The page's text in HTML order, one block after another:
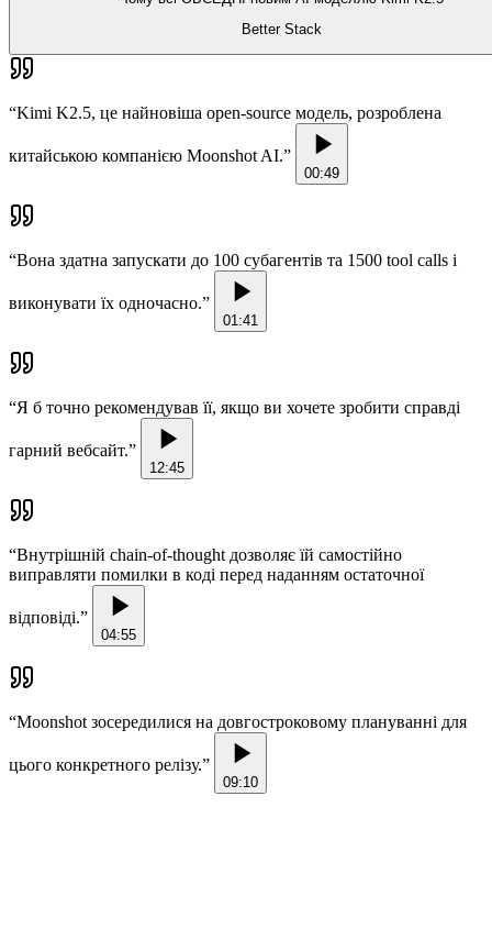
Better Stack
“Kimi K2.5, це найновіша open-source модель, розроблена
китайською компанією Moonshot AI.”
00:49
“Вона здатна запускати до 100 субагентів та 1500 tool calls і
виконувати їх одночасно.”
01:41
“Я б точно рекомендував її, якщо ви хочете зробити справді
гарний вебсайт.”
12:45
“Внутрішній chain-of-thought дозволяє їй самостійно
виправляти помилки в коді перед наданням остаточної
відповіді.”
04:55
“Moonshot зосередилися на довгостроковому плануванні для
цього конкретного релізу.”
09:10